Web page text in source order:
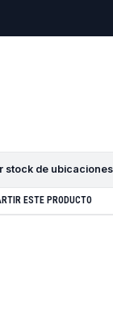
Vostro
stock de ubicaciones
ESTE PRODUCTO